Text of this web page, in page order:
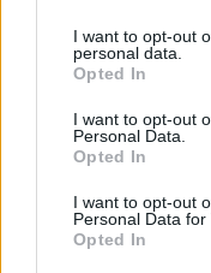
I want to opt-out
personal data.
Opted In
I want to opt-out
Personal Data.
Opted In
I want to opt-out
Personal Data for
Opted In